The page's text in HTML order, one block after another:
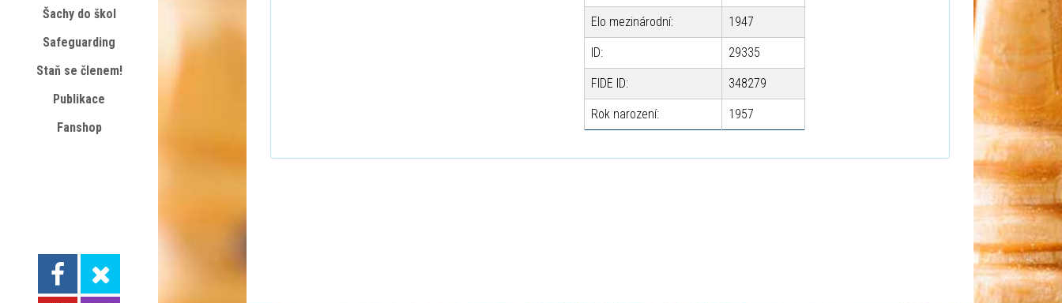
Elo mezinárodní: 1947
ID: 29335
FIDE ID: 348279
Rok narození: 1957
Šachy do škol
Safeguarding
Staň se členem!
Publikace
Fanshop